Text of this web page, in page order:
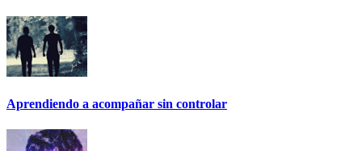
Aprendiendo a acompañar sin controlar